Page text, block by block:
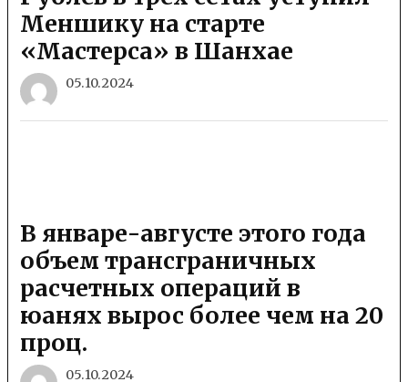
Меншику на старте
«Мастерса» в Шанхае
05.10.2024
В январе-августе этого года
объем трансграничных
расчетных операций в
юанях вырос более чем на 20
проц.
05.10.2024